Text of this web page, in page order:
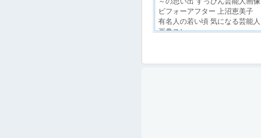
ビフォーアフター 上沼恵美子
有名人の若い頃 気になる芸能人
画像スレ